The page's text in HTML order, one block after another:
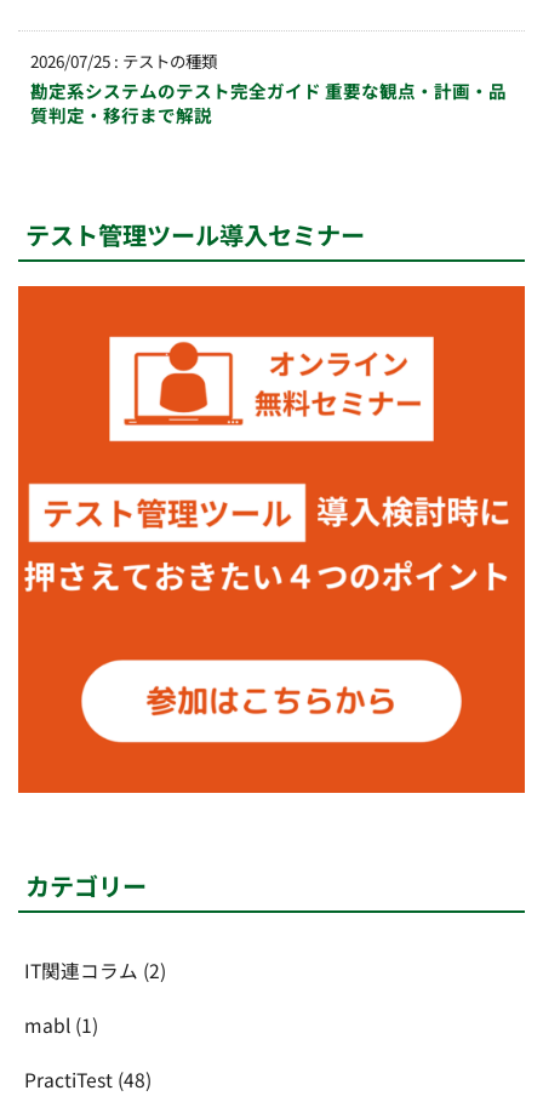
2026/07/25 : テストの種類
勘定系システムのテスト完全ガイド 重要な観点・計画・品
質判定・移行まで解説
テスト管理ツール導入セミナー
カテゴリー
IT関連コラム (2)
mabl (1)
PractiTest (48)